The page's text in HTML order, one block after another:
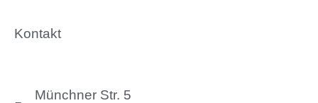
Kontakt
Münchner Str. 5